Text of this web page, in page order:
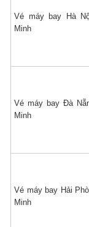
Vé máy bay Hà
Minh
Vé máy bay Đà
Minh
Vé máy bay Hải
Minh